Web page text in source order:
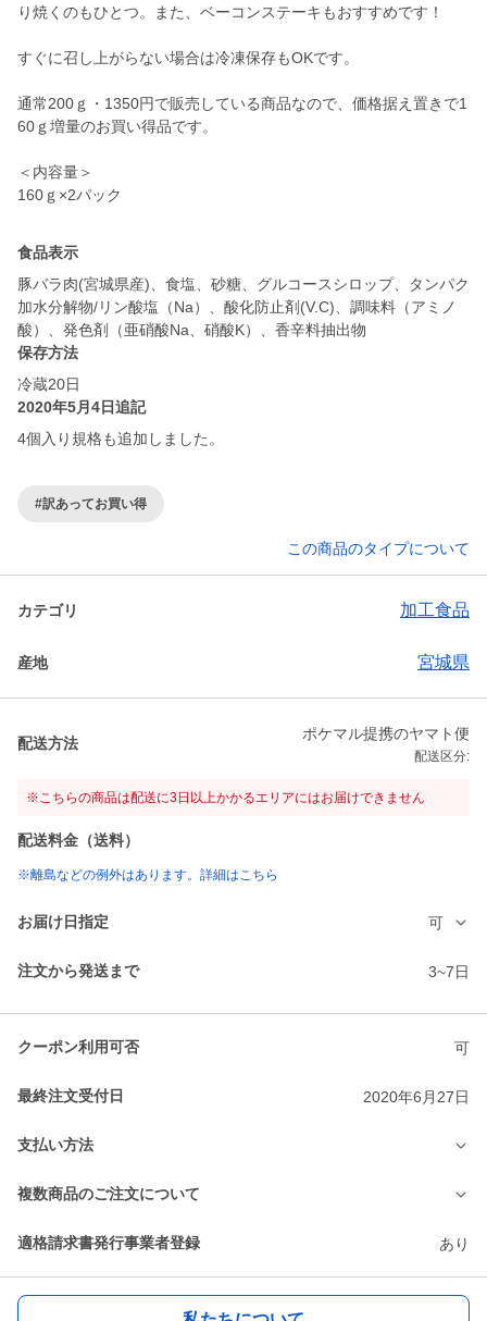
り焼くのもひとつ。また、ベーコンステーキもおすすめです！
すぐに召し上がらない場合は冷凍保存もOKです。
通常200ｇ・1350円で販売している商品なので、価格据え置きで1
60ｇ増量のお買い得品です。
＜内容量＞
160ｇ×2パック
食品表示
豚バラ肉(宮城県産)、食塩、砂糖、グルコースシロップ、タンパク
加水分解物/リン酸塩（Na）、酸化防止剤(V.C)、調味料（アミノ
酸）、発色剤（亜硝酸Na、硝酸K）、香辛料抽出物
保存方法
冷蔵20日
2020年5月4日追記
4個入り規格も追加しました。
#訳あってお買い得
この商品のタイプについて
カテゴリ 加工食品
産地 宮城県
配送方法
ポケマル提携のヤマト便
配送区分:
※こちらの商品は配送に3日以上かかるエリアにはお届けできません
配送料金（送料）
※離島などの例外はあります。詳細はこちら
お届け日指定 可
注文から発送まで 3~7日
クーポン利用可否 可
最終注文受付日 2020年6月27日
支払い方法
複数商品のご注文について
適格請求書発行事業者登録 あり